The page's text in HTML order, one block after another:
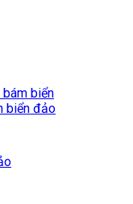
biển
biển đảo